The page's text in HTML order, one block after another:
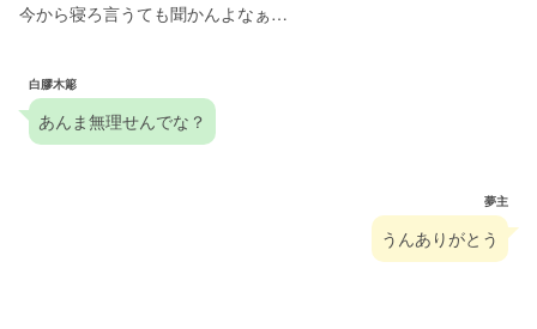
今から寝ろ言うても聞かんよなぁ…
白膠木簓
あんま無理せんでな？
夢主
うんありがとう